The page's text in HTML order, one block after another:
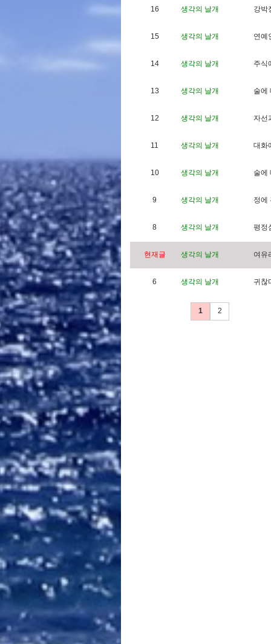
16 생각의 날개 강박
15 생각의 날개 연예
14 생각의 날개 주식
13 생각의 날개 술에
12 생각의 날개 자선
11 생각의 날개 대화
10 생각의 날개 술에
9 생각의 날개 정에
8 생각의 날개 평정
현재글 생각의 날개 여 유
6 생각의 날개 귀 찮
1 2